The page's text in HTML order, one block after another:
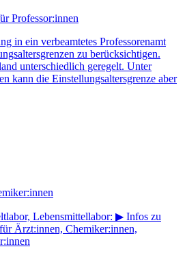
Professor:innen
in ein verbeamtetes Professorenamt
zu berücksichtigen.
unterschiedlich geregelt. Unter
kann die Einstellungsaltersgrenze aber
Lebensmittellabor: ▶ Infos zu
Ärzt:innen, Chemiker:innen,